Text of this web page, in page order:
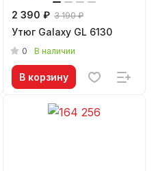
2 390 ₽ 3 190 ₽
Утюг Galaxy GL 6130
0 В наличии
В корзину